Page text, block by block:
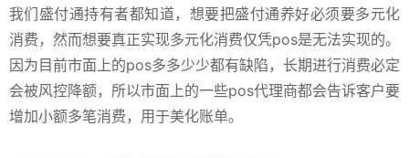
我们盛付通持有者都知道，想要把盛付通养好必须要多元化
消费，然而想要真正实现多元化消费仅凭pos是无法实现的。
因为目前市面上的pos多多少少都有缺陷，长期进行消费必定
会被风控降额，所以市面上的一些pos代理商都会告诉客户要
增加小额多笔消费，用于美化账单。